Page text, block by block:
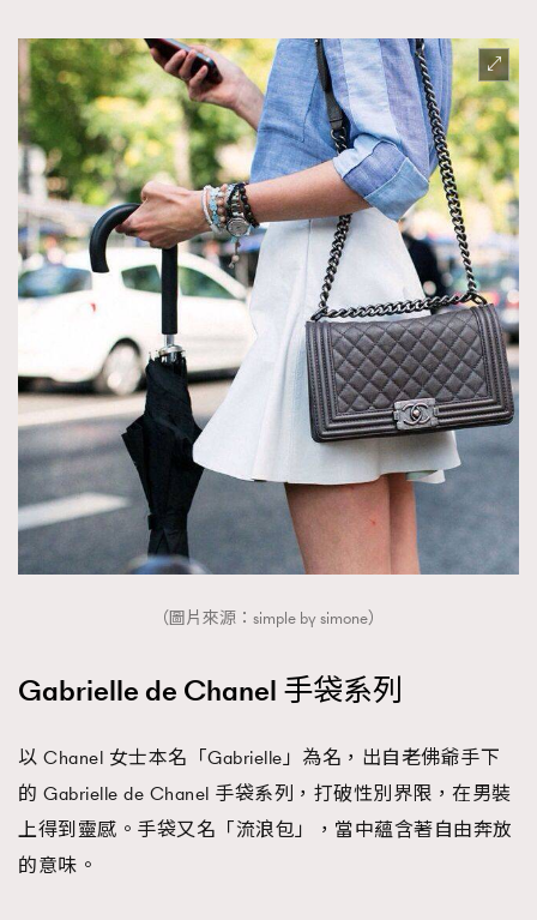
（圖片來源：simple by simone）
Gabrielle de Chanel 手袋系列
以 Chanel 女士本名「Gabrielle」為名，出自老佛爺手下
的 Gabrielle de Chanel 手袋系列，打破性別界限，在男裝
上得到靈感。手袋又名「流浪包」，當中蘊含著自由奔放
的意味。